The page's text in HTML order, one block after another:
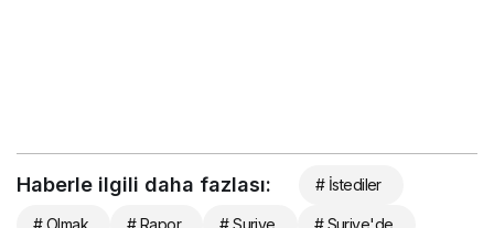
Haberle ilgili daha fazlası: # İstediler
# Olmak # Rapor # Suriye # Suriye'de